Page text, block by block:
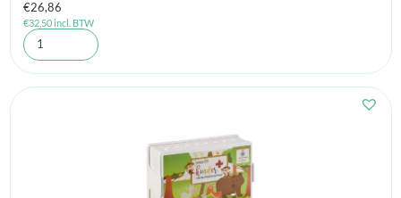
€26,86
€32,50incl. BTW